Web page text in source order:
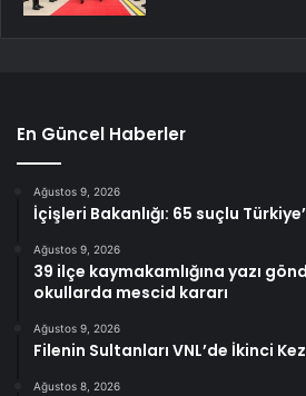
En Güncel Haberler
Ağustos 9, 2026
İçişleri Bakanlığı: 65 suçlu
Ağustos 9, 2026
39 ilçe kaymakamlığına yazı
okullarda mescid kararı
Ağustos 9, 2026
Filenin Sultanları VNL’de İkinci
Ağustos 8, 2026